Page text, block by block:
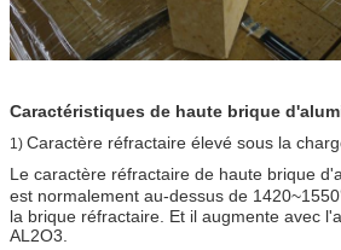
Caractéristiques de haute brique
1) Caractère réfractaire élevé sous la
Le caractère réfractaire de haute brique
est normalement au-dessus de
la brique réfractaire. Et il augmente avec
AL2O3.